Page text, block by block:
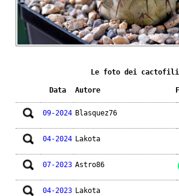
Le foto dei cactofili
Data Autore
09-2024 Blasquez76
04-2024 Lakota
07-2023 Astro86
04-2023 Lakota